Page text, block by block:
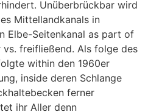
Unüberbrückbar wird
Mittellandkanals in
Elbe-Seitenkanal as part of
freifließend. Als folge des
within den 1960er
inside deren Schlange
ferner
ihr Aller denn